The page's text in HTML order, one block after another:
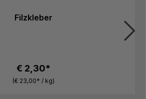
Filzkleber
€ 2,30*
(€ 23,00* / kg)